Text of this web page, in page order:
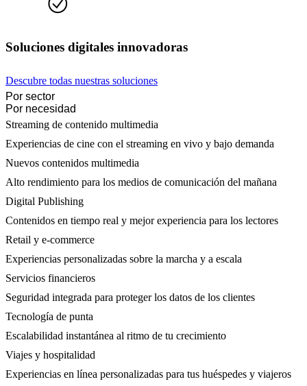
Soluciones digitales innovadoras
Descubre todas nuestras soluciones
Por sector
Por necesidad
Streaming de contenido multimedia
Experiencias de cine con el streaming en vivo y bajo demanda
Nuevos contenidos multimedia
Alto rendimiento para los medios de comunicación del mañana
Digital Publishing
Contenidos en tiempo real y mejor experiencia para los lectores
Retail y e-commerce
Experiencias personalizadas sobre la marcha y a escala
Servicios financieros
Seguridad integrada para proteger los datos de los clientes
Tecnología de punta
Escalabilidad instantánea al ritmo de tu crecimiento
Viajes y hospitalidad
Experiencias en línea personalizadas para tus huéspedes y viajeros